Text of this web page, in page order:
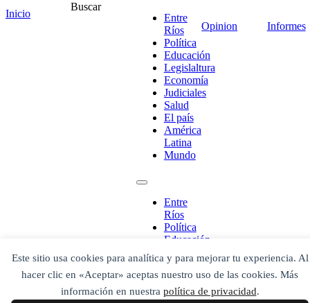
Este sitio usa cookies para analítica y para mejorar tu experiencia. Al
hacer clic en «Aceptar» aceptas nuestro uso de las cookies. Más
información en nuestra política de privacidad.
Inicio
Buscar
Entre
Ríos
Política
Educación
Legislaltura
Economía
Judiciales
Salud
El país
América
Latina
Mundo
Entre
Ríos
Política
Educación
Legislaltura
Economía
Judiciales
Salud
Opinion Informes
¡Ponete en contacto!
Escribe aquí abajo lo que desees buscar